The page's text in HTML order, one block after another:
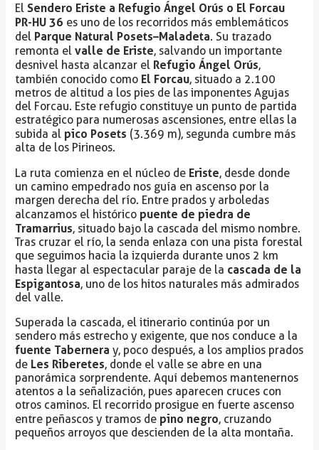
El Sendero Eriste a Refugio Ángel Orús o El Forcau
PR-HU 36 es uno de los recorridos más emblemáticos
del Parque Natural Posets–Maladeta. Su trazado
remonta el valle de Eriste, salvando un importante
desnivel hasta alcanzar el Refugio Ángel Orús,
también conocido como El Forcau, situado a 2.100
metros de altitud a los pies de las imponentes Agujas
del Forcau. Este refugio constituye un punto de partida
estratégico para numerosas ascensiones, entre ellas la
subida al pico Posets (3.369 m), segunda cumbre más
alta de los Pirineos.
La ruta comienza en el núcleo de Eriste, desde donde
un camino empedrado nos guía en ascenso por la
margen derecha del río. Entre prados y arboledas
alcanzamos el histórico puente de piedra de
Tramarrius, situado bajo la cascada del mismo nombre.
Tras cruzar el río, la senda enlaza con una pista forestal
que seguimos hacia la izquierda durante unos 2 km
hasta llegar al espectacular paraje de la cascada de la
Espigantosa, uno de los hitos naturales más admirados
del valle.
Superada la cascada, el itinerario continúa por un
sendero más estrecho y exigente, que nos conduce a la
fuente Tabernera y, poco después, a los amplios prados
de Les Riberetes, donde el valle se abre en una
panorámica sorprendente. Aquí debemos mantenernos
atentos a la señalización, pues aparecen cruces con
otros caminos. El recorrido prosigue en fuerte ascenso
entre peñascos y tramos de pino negro, cruzando
pequeños arroyos que descienden de la alta montaña.